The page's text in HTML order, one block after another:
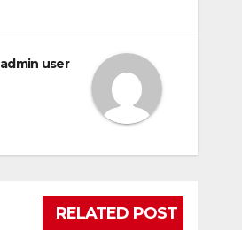
admin user
RELATED POST